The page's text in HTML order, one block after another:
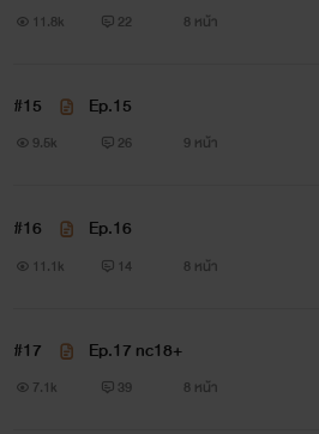
11.8k 22 8 หน้า
#15 Ep.15
9.5k 26 9 หน้า
#16 Ep.16
11.1k 14 8 หน้า
#17 Ep.17 nc18+
7.1k 39 8 หน้า